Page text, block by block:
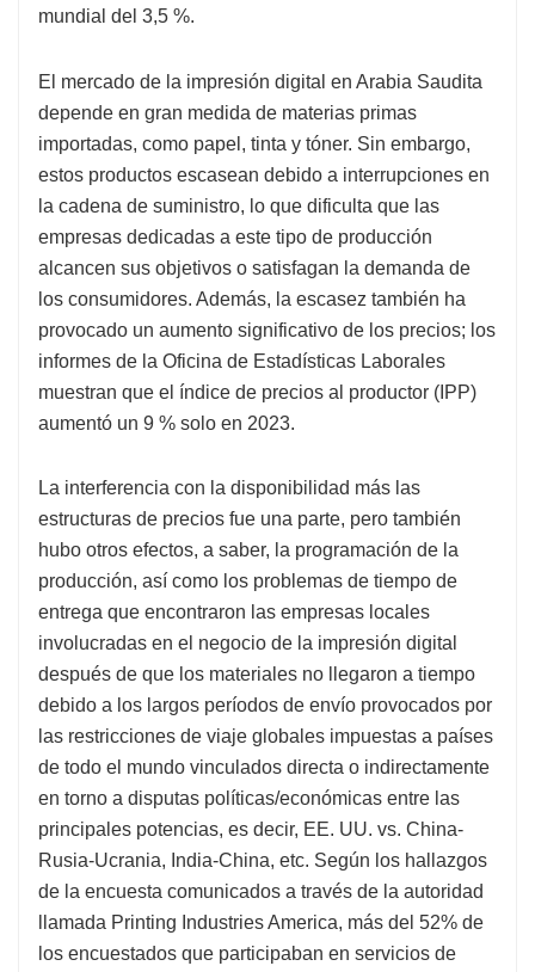
mundial del 3,5 %.
El mercado de la impresión digital en Arabia Saudita
depende en gran medida de materias primas
importadas, como papel, tinta y tóner. Sin embargo,
estos productos escasean debido a interrupciones en
la cadena de suministro, lo que dificulta que las
empresas dedicadas a este tipo de producción
alcancen sus objetivos o satisfagan la demanda de
los consumidores. Además, la escasez también ha
provocado un aumento significativo de los precios; los
informes de la Oficina de Estadísticas Laborales
muestran que el índice de precios al productor (IPP)
aumentó un 9 % solo en 2023.
La interferencia con la disponibilidad más las
estructuras de precios fue una parte, pero también
hubo otros efectos, a saber, la programación de la
producción, así como los problemas de tiempo de
entrega que encontraron las empresas locales
involucradas en el negocio de la impresión digital
después de que los materiales no llegaron a tiempo
debido a los largos períodos de envío provocados por
las restricciones de viaje globales impuestas a países
de todo el mundo vinculados directa o indirectamente
en torno a disputas políticas/económicas entre las
principales potencias, es decir, EE. UU. vs. China-
Rusia-Ucrania, India-China, etc. Según los hallazgos
de la encuesta comunicados a través de la autoridad
llamada Printing Industries America, más del 52% de
los encuestados que participaban en servicios de